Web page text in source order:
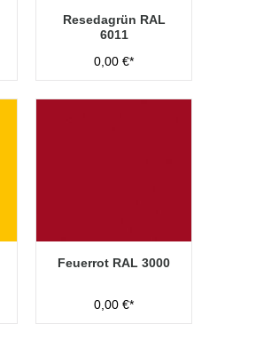
Resedagrün RAL
6011
0,00 €*
Feuerrot RAL 3000
0,00 €*